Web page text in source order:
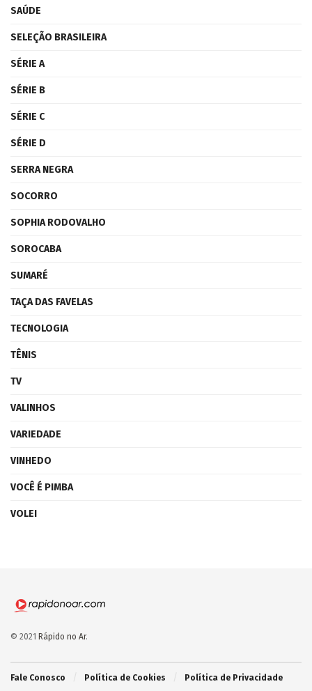
SAÚDE
SELEÇÃO BRASILEIRA
SÉRIE A
SÉRIE B
SÉRIE C
SÉRIE D
SERRA NEGRA
SOCORRO
SOPHIA RODOVALHO
SOROCABA
SUMARÉ
TAÇA DAS FAVELAS
TECNOLOGIA
TÊNIS
TV
VALINHOS
VARIEDADE
VINHEDO
VOCÊ É PIMBA
VOLEI
© 2021 Rápido no Ar.
Fale Conosco Política de Cookies Política de Privacidade